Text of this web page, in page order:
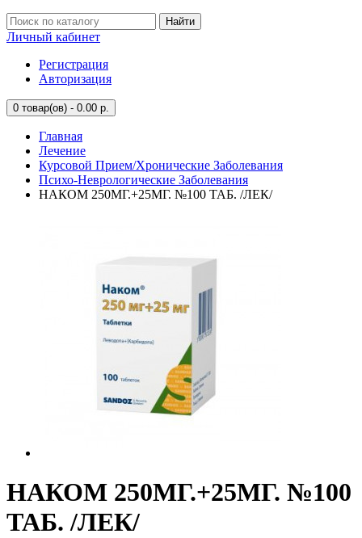
Найти
Личный кабинет
Регистрация
Авторизация
0 товар(ов) - 0.00 р.
Главная
Лечение
Курсовой Прием/Хронические Заболевания
Психо-Неврологические Заболевания
НАКОМ 250МГ.+25МГ. №100 ТАБ. /ЛЕК/
НАКОМ 250МГ.+25МГ. №100
ТАБ. /ЛЕК/